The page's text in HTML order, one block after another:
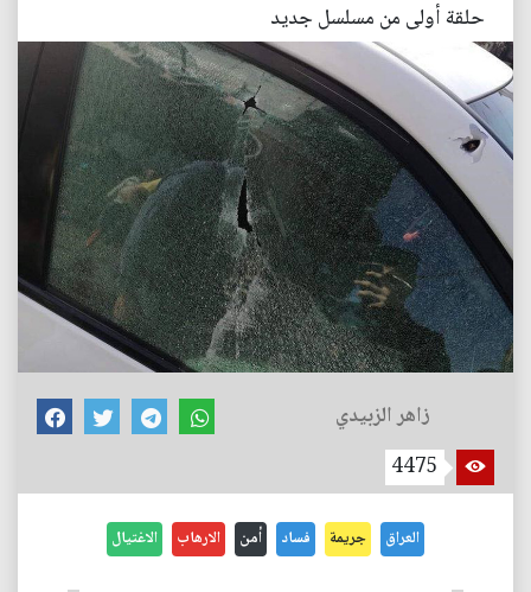
حلقة أولى من مسلسل جديد
زاهر الزبيدي
4475
العراق جريمة فساد أمن الارهاب الاغتيال